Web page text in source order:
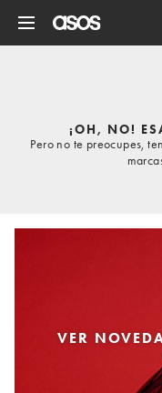
¡OH, NO!
Pero no te preocupes,
VER